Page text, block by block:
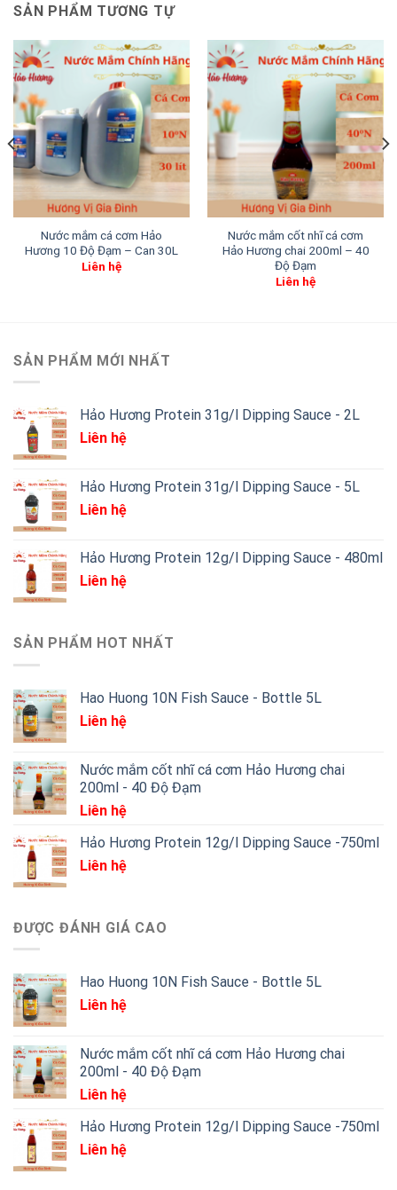
SẢN PHẨM TƯƠNG TỰ
Nước mắm cá cơm Hảo
Hương 10 Độ Đạm – Can 30L
Liên hệ
Nước mắm cốt nhĩ cá cơm
Hảo Hương chai 200ml – 40
Độ Đạm
Liên hệ
SẢN PHẨM MỚI NHẤT
Hảo Hương Protein 31g/l Dipping Sauce - 2L
Liên hệ
Hảo Hương Protein 31g/l Dipping Sauce - 5L
Liên hệ
Hảo Hương Protein 12g/l Dipping Sauce - 480ml
Liên hệ
SẢN PHẨM HOT NHẤT
Hao Huong 10N Fish Sauce - Bottle 5L
Liên hệ
Nước mắm cốt nhĩ cá cơm Hảo Hương chai
200ml - 40 Độ Đạm
Liên hệ
Hảo Hương Protein 12g/l Dipping Sauce -750ml
Liên hệ
ĐƯỢC ĐÁNH GIÁ CAO
Hao Huong 10N Fish Sauce - Bottle 5L
Liên hệ
Nước mắm cốt nhĩ cá cơm Hảo Hương chai
200ml - 40 Độ Đạm
Liên hệ
Hảo Hương Protein 12g/l Dipping Sauce -750ml
Liên hệ